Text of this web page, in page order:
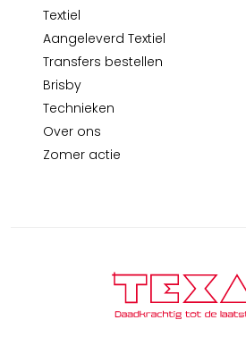
Textiel
Aangeleverd Textiel
Transfers bestellen
Brisby
Technieken
Over ons
Zomer actie